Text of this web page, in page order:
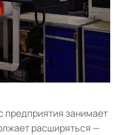
предприятия занимает
расширяться —